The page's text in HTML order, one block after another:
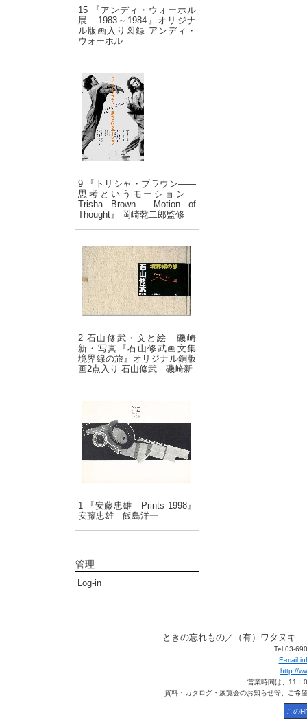
15 『アンディ・ウォーホル
展 1983～1984』オリジナ
ル版画入り図録 アンディ・
ウォーホル
9 『トリシャ・ブラウン――
思考というモーション
Trisha Brown――Motion of
Thought』 岡崎乾二郎監修
2 石山修武・文と絵 磯崎
新・写真『石山修武画文集
境界線の旅』オリジナル銅版
画2点入り 石山修武 磯崎新
1 『安藤忠雄 Prints 1998』
安藤忠雄 飯島洋一
管理
Log-in
ときの忘れもの／（有）ワタヌキ
Tel 03-
E-
http://
営業時間は、11：
資料・カタログ・展覧会のお知らせ等、ご希